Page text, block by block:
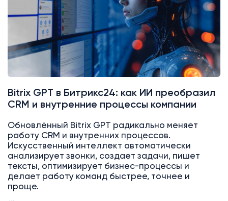
Bitrix GPT в Битрикс24: как ИИ преобразил
CRM и внутренние процессы компании
Обновлённый Bitrix GPT радикально меняет
работу CRM и внутренних процессов.
Искусственный интеллект автоматически
анализирует звонки, создает задачи, пишет
тексты, оптимизирует бизнес-процессы и
делает работу команд быстрее, точнее и
проще.